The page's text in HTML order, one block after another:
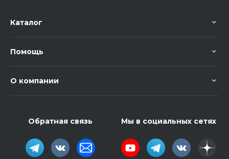
Каталог
Помощь
О компании
Обратная связь Мы в социальных сетях